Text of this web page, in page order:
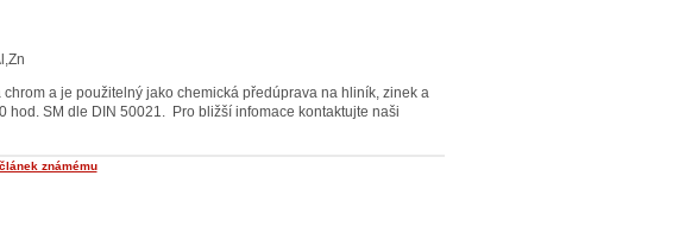
a je použitelný jako chemická předúprava na hliník, zinek a
hod. SM dle DIN 50021. Pro bližší infomace kontaktujte naši
známému